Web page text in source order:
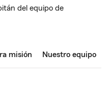
del equipo de
misión Nuestro equipo